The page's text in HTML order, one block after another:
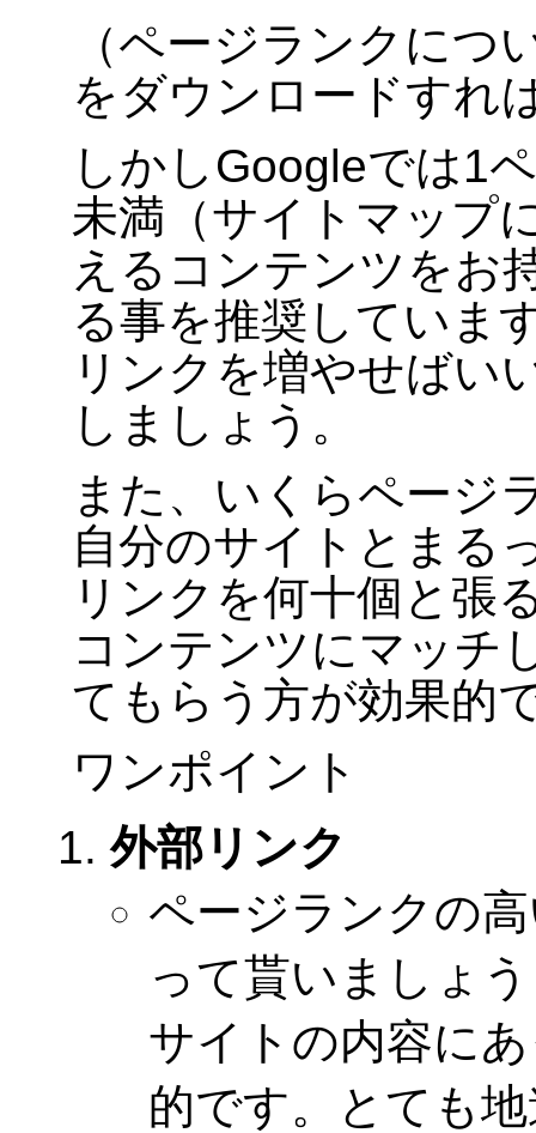
（ページランクにつ
をダウンロードすれ
しかしGoogleでは1
未満（サイトマップ
えるコンテンツをお
る事を推奨していま
リンクを増やせばい
しましょう。
また、いくらページ
自分のサイトとまる
リンクを何十個と張
コンテンツにマッチ
てもらう方が効果的
ワンポイント
外部リンク
ページランクの
って貰いましょ
サイトの内容に
的です。とても